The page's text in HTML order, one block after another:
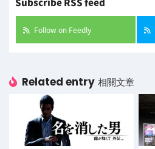
Follow on Feedly
Related entry 相關文章